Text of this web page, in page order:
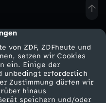
von ZDF, ZDFheute und
setzen wir Cookies
ein. Einige der
unbedingt erforderlich
Zustimmung dürfen wir
hinaus
speichern und/oder
Service